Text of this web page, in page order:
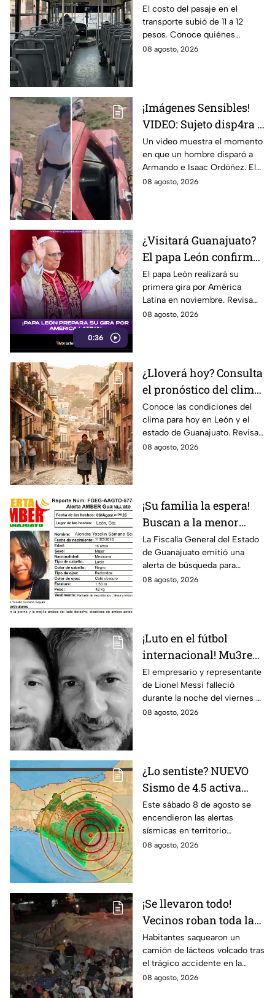
sube a 12 pesos: Conoce
las excepciones
El costo del pasaje en el
transporte subió de 11 a 12
pesos. Conoce quiénes
contarán con tarifa
08 agosto, 2026
¡Imágenes Sensibles!
VIDEO: Sujeto disp4ra a
padre e hijo tras un
conflicto y queda
documentado
Un video muestra el momento
en que un hombre disparó a
Armando e Isaac Ordóñez. El
padre murió y el hijo
08 agosto, 2026
0:36
¿Visitará Guanajuato?
El papa León confirma
su primera gira por
América Latina este
2026
El papa León realizará su
primera gira por América
Latina en noviembre. Revisa
las fechas, países y ciudades
08 agosto, 2026
¿Lloverá hoy? Consulta
el pronóstico del clima
para León y el estado
de Guanajuato este
sábado
Conoce las condiciones del
clima para hoy en León y el
estado de Guanajuato. Revisa
el pronóstico de temperaturas,
08 agosto, 2026
¡Su familia la espera!
Buscan a la menor
Alondra Yoselin
Samano Segura
desaparecida en León
La Fiscalía General del Estado
de Guanajuato emitió una
alerta de búsqueda para
localizar a la menor Alondra
08 agosto, 2026
¡Luto en el fútbol
internacional! Mu3re
Jorge Messi padre de
Lionel; esto se sabe
El empresario y representante
de Lionel Messi falleció
durante la noche del viernes 7
de agosto en Argentina
08 agosto, 2026
¿Lo sentiste? NUEVO
Sismo de 4.5 activa
alertas en varios
puntos de México
durante la madrugada
de hoy sábado
Este sábado 8 de agosto se
encendieron las alertas
sísmicas en territorio
mexicano, conoce dónde fue y
08 agosto, 2026
¡Se llevaron todo!
Vecinos roban toda la
mercancía del tráiler
volcado en la carretera
de Irapuato
Habitantes saquearon un
camión de lácteos volcado tras
el trágico accidente en la
carretera Irapuato-Abasolo
08 agosto, 2026